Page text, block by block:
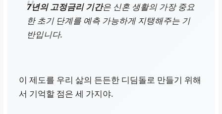
7년의 고정금리 기간은 신혼 생활의 가장 중요
한 초기 단계를 예측 가능하게 지탱해주는 기
반입니다.
이 제도를 우리 삶의 든든한 디딤돌로 만들기 위해
서 기억할 점은 세 가지야.